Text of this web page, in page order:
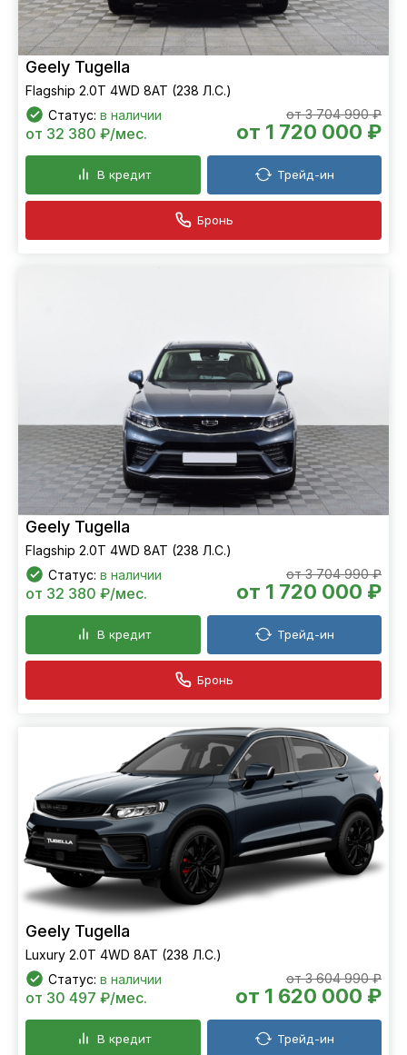
Geely Tugella
Flagship 2.0T 4WD 8AT (238 Л.С.)
Статус: в наличии от 3 704 990 ₽
от 1 720 000 ₽
от 32 380 ₽/мес.
В кредит Трейд-ин
Бронь
Geely Tugella
Flagship 2.0T 4WD 8AT (238 Л.С.)
Статус: в наличии от 3 704 990 ₽
от 1 720 000 ₽
от 32 380 ₽/мес.
В кредит Трейд-ин
Бронь
Geely Tugella
Luxury 2.0T 4WD 8AT (238 Л.С.)
Статус: в наличии от 3 604 990 ₽
от 1 620 000 ₽
от 30 497 ₽/мес.
В кредит Трейд-ин